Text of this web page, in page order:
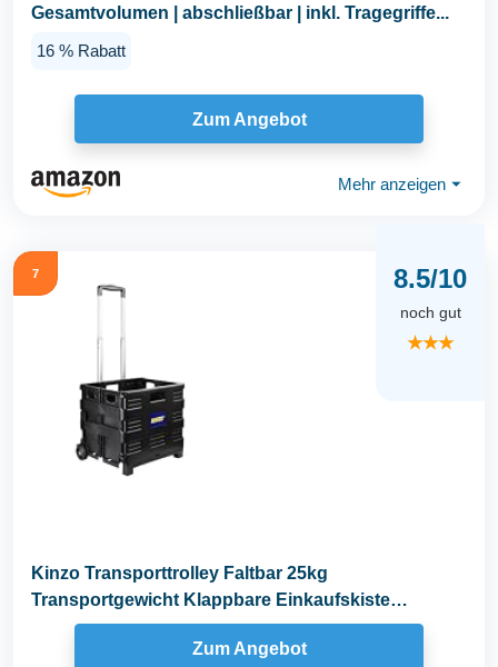
Gesamtvolumen | abschließbar | inkl. Tragegriffe...
16 % Rabatt
Zum Angebot
Mehr anzeigen ⏷
7 8.5/10
noch gut
★★★
Kinzo Transporttrolley Faltbar 25kg
Transportgewicht Klappbare Einkaufskiste
Putzwagen fahrbare...
Zum Angebot